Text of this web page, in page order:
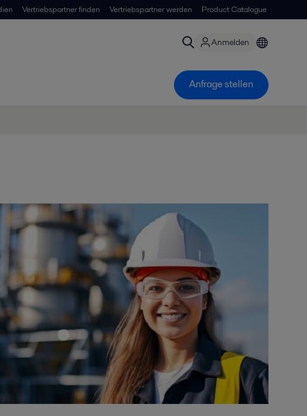
Vertriebspartner finden Vertriebspartner werden Product Catalogue
Anmelden
Anfrage stellen